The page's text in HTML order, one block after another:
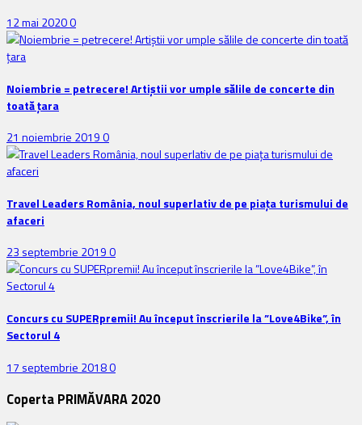
12 mai 20200
Noiembrie = petrecere! Artiștii vor umple sălile de concerte din
toată țara
21 noiembrie 20190
Travel Leaders România, noul superlativ de pe piața turismului de
afaceri
23 septembrie 20190
Concurs cu SUPERpremii! Au început înscrierile la ”Love4Bike”, în
Sectorul 4
17 septembrie 20180
Coperta PRIMĂVARA 2020